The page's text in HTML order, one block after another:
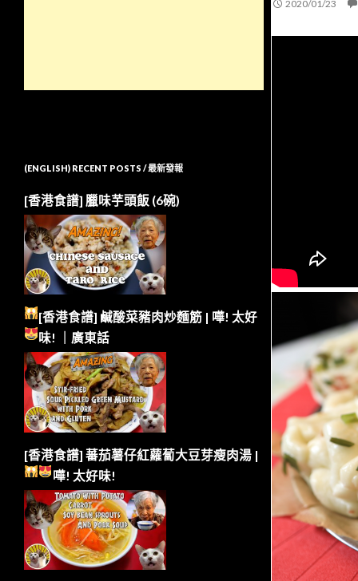
2020/01/23
(ENGLISH) RECENT POSTS / 最新發報
[香港食譜] 臘味芋頭飯 (6碗)
[香港食譜] 鹹酸菜豬肉炒麵筋 | 嘩! 太好
味!
｜廣東話
[香港食譜] 蕃茄薯仔紅蘿蔔大豆芽瘦肉湯 |
嘩! 太好味!